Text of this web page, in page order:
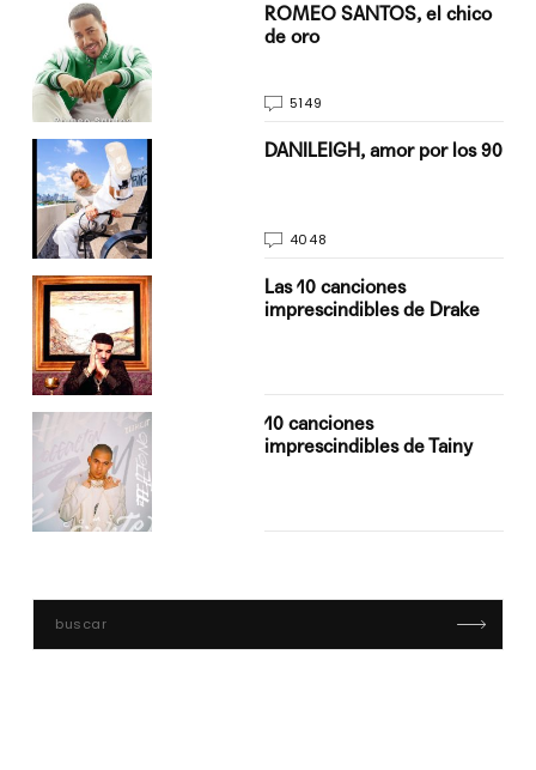
ROMEO SANTOS, el chico
de oro
5149
DANILEIGH, amor por los 90
4048
Las 10 canciones
imprescindibles de Drake
10 canciones
imprescindibles de Tainy